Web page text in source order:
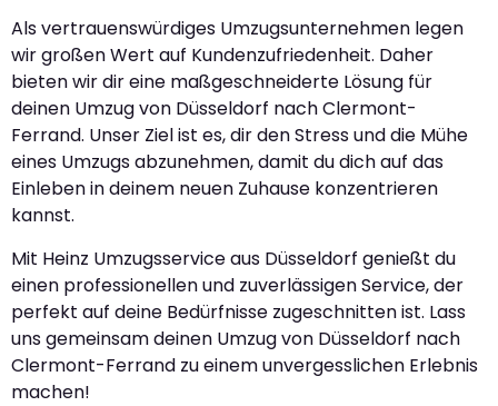
Als vertrauenswürdiges Umzugsunternehmen legen
wir großen Wert auf Kundenzufriedenheit. Daher
bieten wir dir eine maßgeschneiderte Lösung für
deinen Umzug von Düsseldorf nach Clermont-
Ferrand. Unser Ziel ist es, dir den Stress und die Mühe
eines Umzugs abzunehmen, damit du dich auf das
Einleben in deinem neuen Zuhause konzentrieren
kannst.
Mit Heinz Umzugsservice aus Düsseldorf genießt du
einen professionellen und zuverlässigen Service, der
perfekt auf deine Bedürfnisse zugeschnitten ist. Lass
uns gemeinsam deinen Umzug von Düsseldorf nach
Clermont-Ferrand zu einem unvergesslichen Erlebnis
machen!